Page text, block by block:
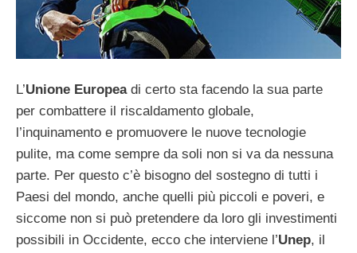
L’Unione Europeadi certo sta facendo la sua parte
per combattere il riscaldamento globale,
l’inquinamento e promuovere le nuove tecnologie
pulite, ma come sempre da soli non si va da nessuna
parte. Per questo c’è bisogno del sostegno di tutti i
Paesi del mondo, anche quelli più piccoli e poveri, e
siccome non si può pretendere da loro gli investimenti
possibili in Occidente, ecco che interviene l’Unep, il